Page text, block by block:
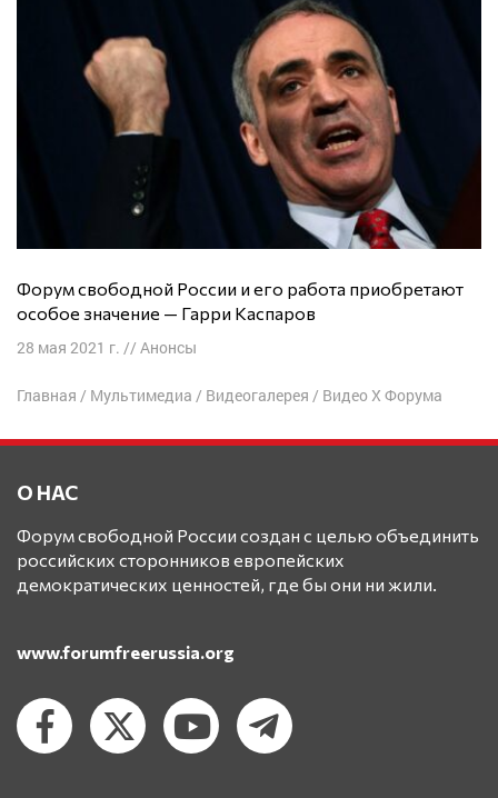
Форум свободной России и его работа приобретают
особое значение — Гарри Каспаров
28 мая 2021 г. // Анонсы
Главная / Мультимедиа / Видеогалерея / Видео X Форума
О НАС
Форум свободной России создан с целью объединить
российских сторонников европейских
демократических ценностей, где бы они ни жили.
www.forumfreerussia.org